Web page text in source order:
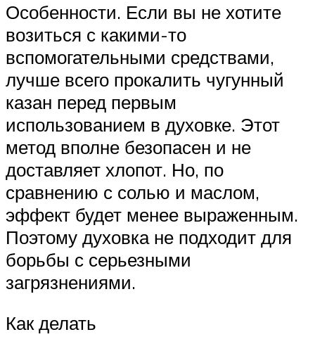
Особенности. Если вы не хотите
возиться с какими-то
вспомогательными средствами,
лучше всего прокалить чугунный
казан перед первым
использованием в духовке. Этот
метод вполне безопасен и не
доставляет хлопот. Но, по
сравнению с солью и маслом,
эффект будет менее выраженным.
Поэтому духовка не подходит для
борьбы с серьезными
загрязнениями.
Как делать